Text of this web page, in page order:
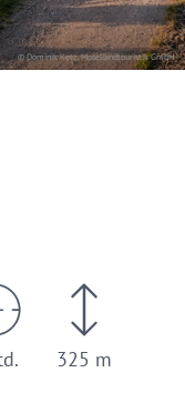
© Dominik Ketz, Mosellandtouristik GmbH
325 m